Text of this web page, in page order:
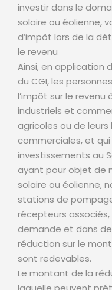
investir dans le
solaire ou éolienne,
d’impôt lors de la
le revenu
Ainsi, en application
du CGI, les
l’impôt sur le revenu
industriels et
agricoles ou de
commerciales, et
investissements au
ayant pour objet de
solaire ou éolienne,
stations de
récepteurs
demande et dans
réduction sur le
sont redevables.
Le montant de la